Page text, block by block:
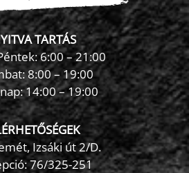
TARTÁS
6:00 – 21:00
8:00 – 19:00
14:00 – 19:00
Izsáki út 2/D.
76/325-251